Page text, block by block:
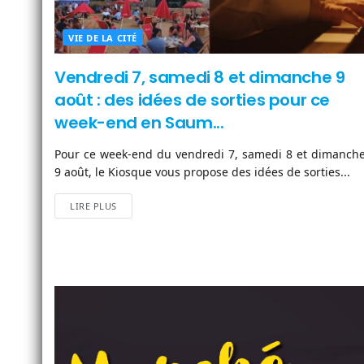
VIE DE LA CITÉ
Vendredi 7, samedi 8 et dimanche 9
août : des idées de sorties pour ce
week-end en Saum...
Pour ce week-end du vendredi 7, samedi 8 et
9 août, le Kiosque vous propose des idées de sorties...
LIRE PLUS